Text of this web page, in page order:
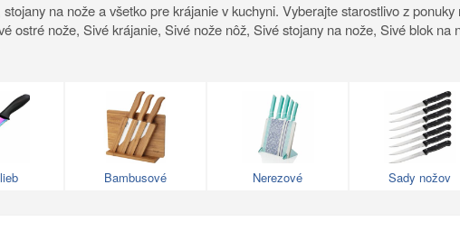
na nože a všetko pre krájanie v kuchyni. Vyberajte starostlivo z
ostré nože, Sivé krájanie, Sivé nože nôž, Sivé stojany na nože, Sivé blok
Bambusové Nerezové Sady nožov